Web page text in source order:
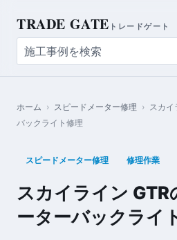
TRADE GATE トレードゲート
ホーム › スピードメーター修理 › スカイ
バックライト修理
スピードメーター修理 修理作業
スカイライン GTR
ーターバックライ